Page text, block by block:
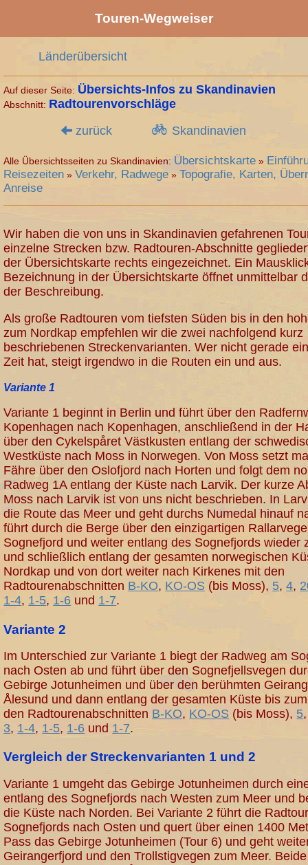
Touren-Wegweiser
Länderübersicht
Auf dieser Seite: Übersichts-Infos zu Skandinavien
Abschnitt: Radtourenvorschläge
zurück
Skandinavien
Alle Übersichtsseiten zu Skandinavien: Übersichtskarte »
Reisezeiten »Verkehr, Radwege »Topografie, Karten,
Anreise
Wir haben die von uns in Skandinavien gefahrenen
einzelne Strecken bzw. Radtouren-Abschnitte
der Übersichtskarte rechts eingezeichnet. Ein
Bezeichnung in der Übersichtskarte öffnet unmittelbar
der Beschreibung.
Als große Radtouren vom tiefsten Süden bis in den
zum Nordkap empfehlen wir die zwei nachfolgend kurz
beschriebenen Streckenvarianten. Wer nicht gerade
Zeit hat, steigt irgendwo in die Routen ein und aus.
Variante 1
Variante 1 beginnt in Berlin und führt über den
Kopenhagen nach Kopenhagen, anschließend in der
über den Cykelspåret Västkusten entlang der
Westküste nach Moss in Norwegen. Von Moss setzt
Fähre über den Oslofjord nach Horten und folgt dem
Radweg 1A entlang der Küste nach Larvik. Der kurze
Moss nach Larvik ist von uns nicht beschrieben. In
die Route das Meer und geht durchs Numedal hinauf
führt durch die Berge über den einzigartigen
Sognefjord und weiter entlang des Sognefjords wieder
und schließlich entlang der gesamten norwegischen
Nordkap und von dort weiter nach Kirkenes mit den
Radtourenabschnitten B-KO, KO-OS (bis Moss), 5,4,
1-4, 1-5, 1-6 und 1-7.
Variante 2
Im Unterschied zur Variante 1 biegt der Radweg am
nach Osten ab und führt über den Sognefjellsvegen
Gebirge Jotunheimen und über den berühmten
Ålesund und dann entlang der gesamten Küste bis
den Radtourenabschnitten B-KO, KO-OS (bis Moss), 5
3, 1-4, 1-5, 1-6 und 1-7.
Vergleich der Streckenvarianten 1 und 2
Variante 1 umgeht das Gebirge Jotunheimen durch
entlang des Sognefjords nach Westen zum Meer und
die Küste nach Norden. Bei Variante 2 führt die
Sognefjords nach Osten und quert über einen 1400
Pass das Gebirge Jotunheimen (Tour 6) und geht
Geirangerfjord und den Trollstigvegen zum Meer.